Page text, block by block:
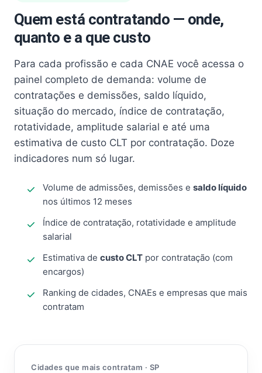
Quem está contratando — onde,
quanto e a que custo
Para cada profissão e cada CNAE você acessa o
painel completo de demanda: volume de
contratações e demissões, saldo líquido,
situação do mercado, índice de contratação,
rotatividade, amplitude salarial e até uma
estimativa de custo CLT por contratação. Doze
indicadores num só lugar.
Volume de admissões, demissões e saldo líquido
nos últimos 12 meses
Índice de contratação, rotatividade e amplitude
salarial
Estimativa de custo CLT por contratação (com
encargos)
Ranking de cidades, CNAEs e empresas que mais
contratam
Cidades que mais contratam · SP